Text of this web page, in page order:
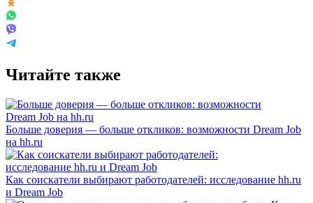
Читайте также
Больше доверия — больше откликов: возможности Dream Job
на hh.ru
Как соискатели выбирают работодателей: исследование hh.ru
и Dream Job